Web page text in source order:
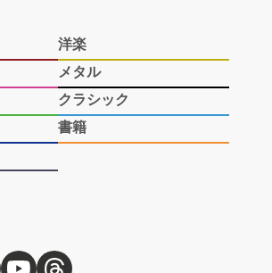
洋楽
メタル
クラシック
書籍